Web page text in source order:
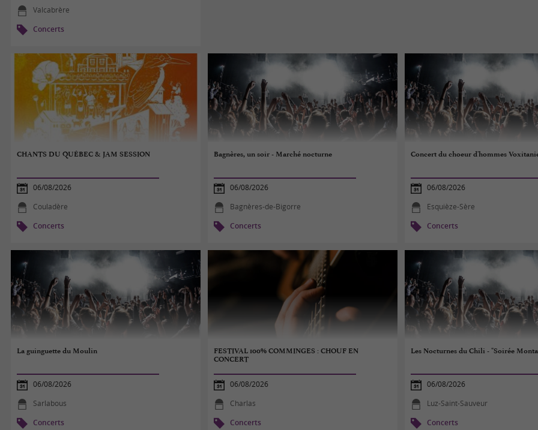
Valcabrère
Concerts
CHANTS DU QUÉBEC & JAM SESSION
06/08/2026
Couladère
Concerts
Bagnères, un soir - Marché nocturne
06/08/2026
Bagnères-de-Bigorre
Concerts
Concert du choeur d'hommes
06/08/2026
Esquièze-Sère
Concerts
La guinguette du Moulin
06/08/2026
Sarlabous
Concerts
FESTIVAL 100% COMMINGES : CHOUF EN
CONCERT
06/08/2026
Charlas
Concerts
Les Nocturnes du Chili - "Soirée
06/08/2026
Luz-Saint-Sauveur
Concerts